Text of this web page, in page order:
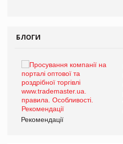
БЛОГИ
Рекомендації